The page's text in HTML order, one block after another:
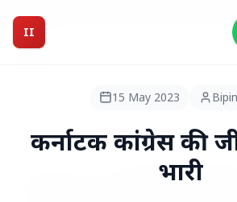
Breaking News: Intelligent India
II
HEADLINES
II
15 May 2023
कर्नाटक कांग्रेस की
भारी